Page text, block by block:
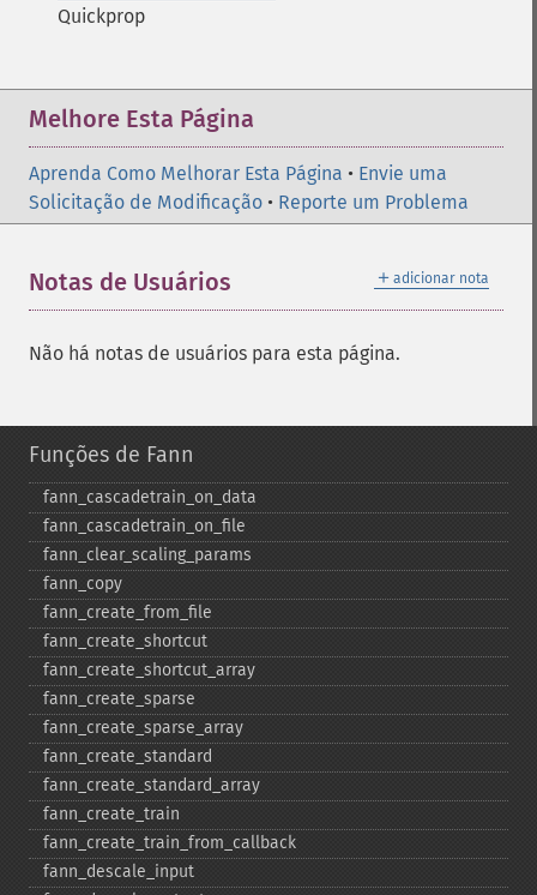
Quickprop
Melhore Esta Página
Aprenda Como Melhorar Esta Página • Envie uma
Solicitação de Modificação • Reporte um Problema
＋ adicionar nota
Notas de Usuários
Não há notas de usuários para esta página.
Funções de Fann
fann_​cascadetrain_​on_​data
fann_​cascadetrain_​on_​file
fann_​clear_​scaling_​params
fann_​copy
fann_​create_​from_​file
fann_​create_​shortcut
fann_​create_​shortcut_​array
fann_​create_​sparse
fann_​create_​sparse_​array
fann_​create_​standard
fann_​create_​standard_​array
fann_​create_​train
fann_​create_​train_​from_​callback
fann_​descale_​input